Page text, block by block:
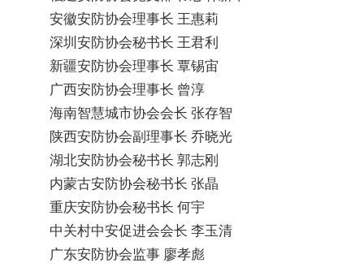
安徽安防协会理事长 王惠莉
深圳安防协会秘书长 王君利
新疆安防协会理事长 覃锡宙
广西安防协会理事长 曾淳
海南智慧城市协会会长 张存智
陕西安防协会副理事长 乔晓光
湖北安防协会秘书长 郭志刚
内蒙古安防协会秘书长 张晶
重庆安防协会秘书长 何宇
中关村中安促进会会长 李玉清
广东安防协会监事 廖孝彪